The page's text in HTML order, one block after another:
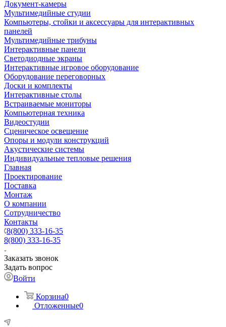
Документ-камеры
Мультимедийные студии
Компьютеры, стойки и аксессуары для интерактивных
панелей
Мультимедийные трибуны
Интерактивные панели
Светодиодные экраны
Интерактивные игровое оборудование
Оборудование переговорных
Доски и комплекты
Интерактивные столы
Встраиваемые мониторы
Компьютерная техника
Видеостудии
Cценическое освещение
Опоры и модули конструкций
Акустические системы
Индивидуальные тепловые решения
Главная
Проектирование
Поставка
Монтаж
О компании
Сотрудничество
Контакты
8(800) 333-16-35
8(800) 333-16-35
Заказать звонок
Задать вопрос
Войти
Корзина0
Отложенные0